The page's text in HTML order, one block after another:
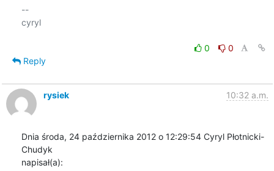
--
cyryl
0
0
Reply
rysiek 10:32 a.m.
Dnia środa, 24 października 2012 o 12:29:54 Cyryl Płotnicki-
Chudyk
napisał(a):